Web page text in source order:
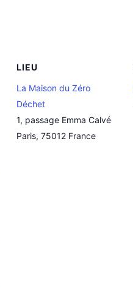
LIEU
La Maison du Zéro
Déchet
1, passage Emma Calvé
Paris, 75012 France